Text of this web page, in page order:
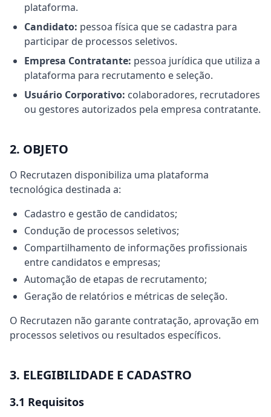
plataforma.
Candidato: pessoa física que se cadastra para
participar de processos seletivos.
Empresa Contratante: pessoa jurídica que utiliza a
plataforma para recrutamento e seleção.
Usuário Corporativo: colaboradores, recrutadores
ou gestores autorizados pela empresa contratante.
2. OBJETO
O Recrutazen disponibiliza uma plataforma
tecnológica destinada a:
Cadastro e gestão de candidatos;
Condução de processos seletivos;
Compartilhamento de informações profissionais
entre candidatos e empresas;
Automação de etapas de recrutamento;
Geração de relatórios e métricas de seleção.
O Recrutazen não garante contratação, aprovação em
processos seletivos ou resultados específicos.
3. ELEGIBILIDADE E CADASTRO
3.1 Requisitos